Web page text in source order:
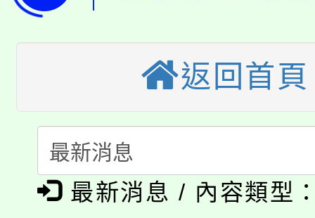
車」活動
生本土語及新住民語歌
公告本校115學年度第
代理(課)教師甄選結果
公告本校115學年度第
代理(課)教師甄選結果(
轉知中國文化大學推廣
《TA101》溝通分析基
程，歡迎學生輔導中心
淨零綠生活教案入校路
會
115年食農教育專業人
返回首頁
最新消息 / 內容類型